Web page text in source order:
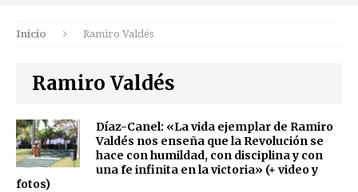
Inicio Ramiro Valdés
Ramiro Valdés
Díaz-Canel: «La vida ejemplar de Ramiro
Valdés nos enseña que la Revolución se
hace con humildad, con disciplina y con
una fe infinita en la victoria» (+ video y
fotos)